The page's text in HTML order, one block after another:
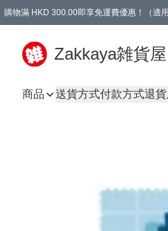
購物滿 HKD 300.00即享免運費優惠！（適
Zakkaya雑貨屋
商品 送貨方式付款方式退